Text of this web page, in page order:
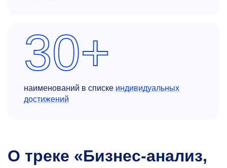
30+
наименований в списке индивидуальных
достижений
О треке «Бизнес-анализ,